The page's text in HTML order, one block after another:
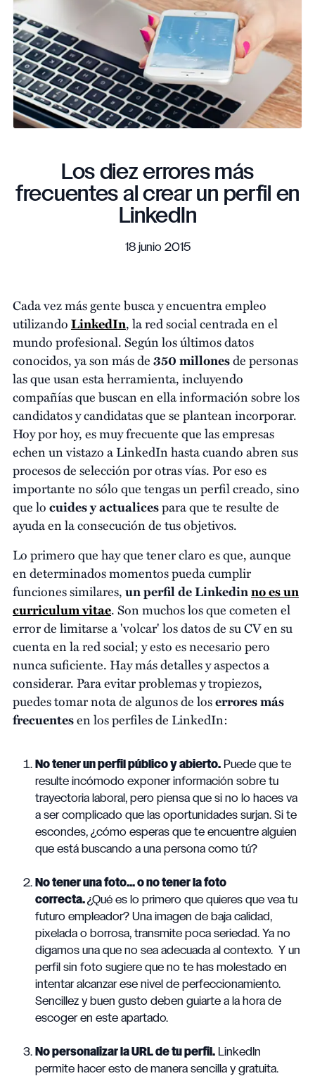
Los diez errores más
frecuentes al crear un perfil en
LinkedIn
18 junio 2015
Cada vez más gente busca y encuentra empleo
utilizandoLinkedIn, la red social centrada en el
mundo profesional. Según los últimos datos
conocidos, ya son más de350 millonesde personas
las que usan esta herramienta, incluyendo
compañías que buscan en ella información sobre los
candidatos y candidatas que se plantean incorporar.
Hoy por hoy, es muy frecuente que las empresas
echen un vistazo a LinkedIn hasta cuando abren sus
procesos de selección por otras vías. Por eso es
importante no sólo que tengas un perfil creado, sino
que locuides y actualicespara que te resulte de
ayuda en la consecución de tus objetivos.
Lo primero que hay que tener claro es que, aunque
en determinados momentos pueda cumplir
funciones similares,un perfil de Linkedinno es un
curriculum vitae. Son muchos los que cometen el
error de limitarse a 'volcar' los datos de su CV en su
cuenta en la red social; y esto es necesario pero
nunca suficiente. Hay más detalles y aspectos a
considerar. Para evitar problemas y tropiezos,
puedes tomar nota de algunos de loserrores más
frecuentesen los perfiles de LinkedIn:
No tener un perfil público y abierto. Puede que te
resulte incómodo exponer información sobre tu
trayectoria laboral, pero piensa que si no lo haces va
a ser complicado que las oportunidades surjan. Si te
escondes, ¿cómo esperas que te encuentre alguien
que está buscando a una persona como tú?
No tener una foto... o no tener la foto
correcta. ¿Qué es lo primero que quieres que vea tu
futuro empleador? Una imagen de baja calidad,
pixelada o borrosa, transmite poca seriedad. Ya no
digamos una que no sea adecuada al contexto. Y un
perfil sin foto sugiere que no te has molestado en
intentar alcanzar ese nivel de perfeccionamiento.
Sencillez y buen gusto deben guiarte a la hora de
escoger en este apartado.
No personalizar la URL de tu perfil. LinkedIn
permite hacer esto de manera sencilla y gratuita.